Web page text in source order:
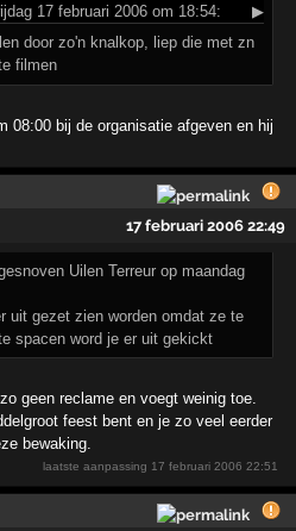
17 februari 2006 om 18:54:
▶
door zo'n knalkop, liep die met zn
filmen
08:00 bij de organisatie afgeven en hij
17 februari 2006 22:49
Uilen Terreur op maandag
uit gezet zien worden omdat ze te
spacen word je er uit gekickt
geen reclame en voegt weinig toe.
feest bent en je zo veel eerder
bewaking.
laatste aanpassing 17 februari 2006 22:51